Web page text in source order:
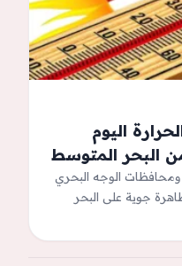
اليوم
البحر المتوسط
ومحافظات الوجه البحري
جوية على البحر